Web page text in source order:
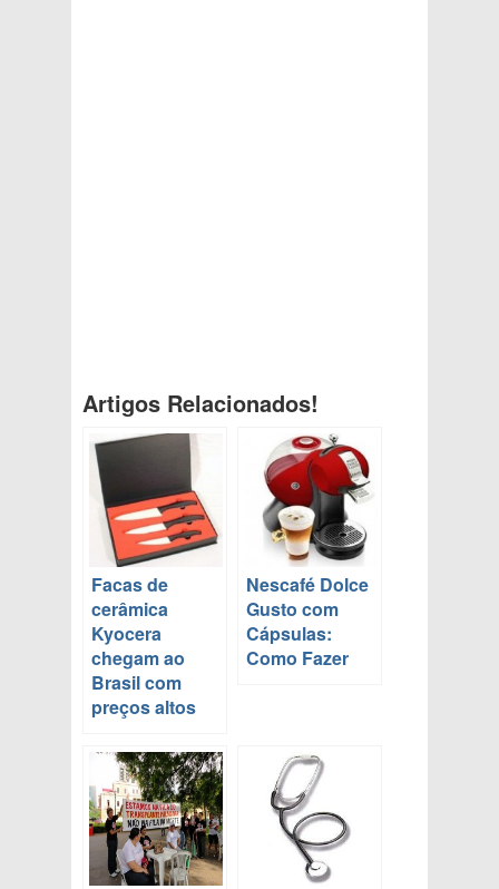
Artigos Relacionados!
Facas de
cerâmica
Kyocera
chegam ao
Brasil com
preços altos
Nescafé Dolce
Gusto com
Cápsulas:
Como Fazer